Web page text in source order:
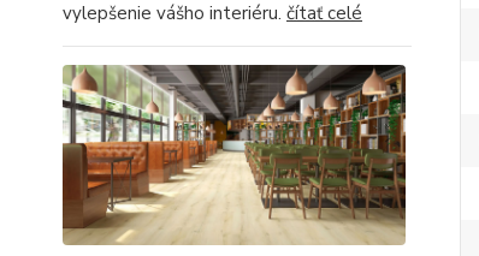
vylepšenie vášho interiéru. čítať celé